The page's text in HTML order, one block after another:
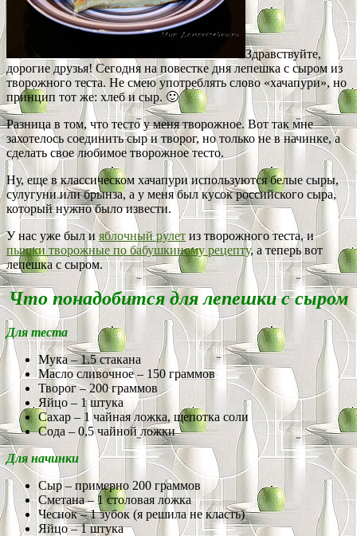
Здравствуйте,
дорогие друзья! Сегодня на повестке дня лепешка с сыром из
творожного теста. Не смею употреблять слово «хачапури», но
принцип тот же: хлеб и сыр. 🙂
Разница в том, что тесто у меня творожное. Вот так мне
захотелось соединить сыр и творог, но только не в начинке, а
сделать свое любимое творожное тесто.
Ну, еще в классическом хачапури используются белые сыры,
сулугуни или брынза, а у меня был кусок российского сыра,
который нужно было извести.
У нас уже был ияблочный рулет из творожного теста, и
пышки творожные по бабушкиному рецепту, а теперь вот
лепешка с сыром.
Что понадобится для лепешки с сыром
Для теста
Мука – 1.5 стакана
Масло сливочное – 150 граммов
Творог – 200 граммов
Яйцо – 1 штука
Сахар – 1 чайная ложка, щепотка соли
Сода – 0,5 чайной ложки
Для начинки
Сыр – примерно 200 граммов
Сметана – 1 столовая ложка
Чеснок – 1 зубок (я решила не класть)
Яйцо – 1 штука